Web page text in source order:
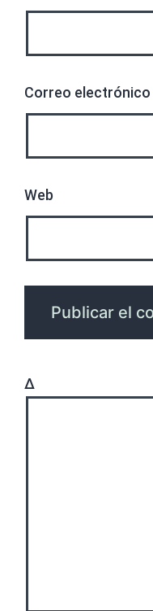
Correo electrónico
Web
Δ